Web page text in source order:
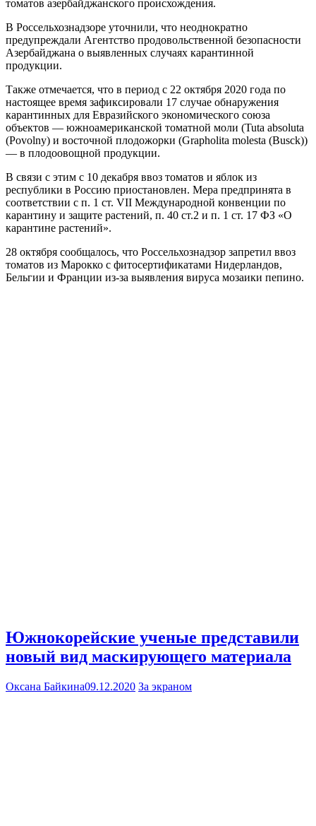
томатов азербайджанского происхождения.
В Россельхознадзоре уточнили, что неоднократно
предупреждали Агентство продовольственной безопасности
Азербайджана о выявленных случаях карантинной
продукции.
Также отмечается, что в период с 22 октября 2020 года по
настоящее время зафиксировали 17 случае обнаружения
карантинных для Евразийского экономического союза
объектов — южноамериканской томатной моли (Tuta absoluta
(Povolny) и восточной плодожорки (Grapholita molesta (Busck))
— в плодоовощной продукции.
В связи с этим с 10 декабря ввоз томатов и яблок из
республики в Россию приостановлен. Мера предпринята в
соответствии с п. 1 ст. VII Международной конвенции по
карантину и защите растений, п. 40 ст.2 и п. 1 ст. 17 ФЗ «О
карантине растений».
28 октября сообщалось, что Россельхознадзор запретил ввоз
томатов из Марокко с фитосертификатами Нидерландов,
Бельгии и Франции из-за выявления вируса мозаики пепино.
Южнокорейские ученые представили
новый вид маскирующего материала
Оксана Байкина09.12.2020 За экраном